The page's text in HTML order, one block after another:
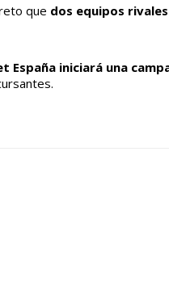
que dos equipos rivales
España iniciará una